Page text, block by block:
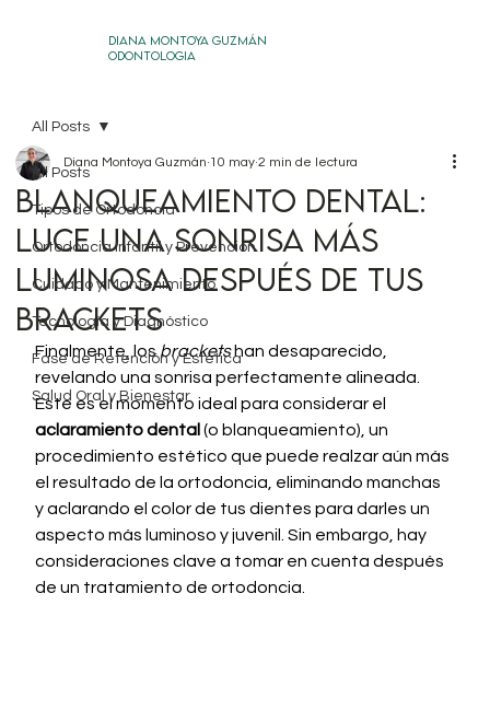
DIANA MONTOYA GUZMÁN
ODONTOLOGIA
All Posts
Tipos de Ortodoncia
Ortodoncia Infantil y Prevención
Cuidado y Mantenimiento
Tecnología y Diagnóstico
Fase de Retención y Estética
Salud Oral y Bienestar
All Posts
Blanqueamiento dental:
luce una sonrisa más
luminosa después de tus
brackets
Diana Montoya Guzmán 10 may 2 min de lectura
Finalmente, los brackets han desaparecido,
revelando una sonrisa perfectamente alineada.
Este es el momento ideal para considerar el
aclaramiento dental (o blanqueamiento), un
procedimiento estético que puede realzar aún más
el resultado de la ortodoncia, eliminando manchas
y aclarando el color de tus dientes para darles un
aspecto más luminoso y juvenil. Sin embargo, hay
consideraciones clave a tomar en cuenta después
de un tratamiento de ortodoncia.